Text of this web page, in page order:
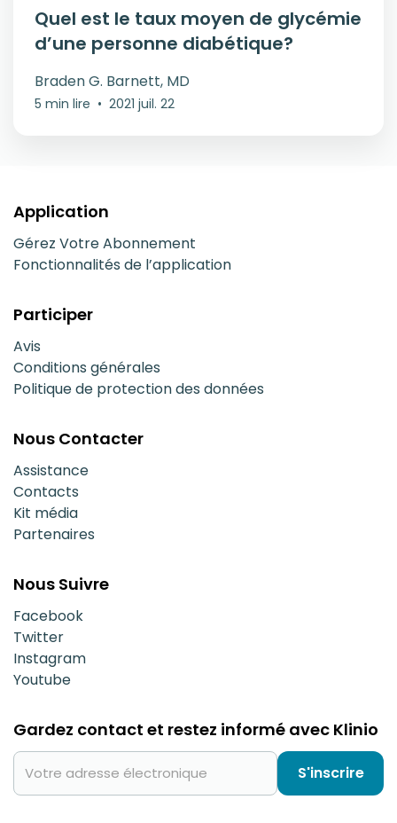
Quel est le taux moyen de glycémie
d’une personne diabétique?
Braden G. Barnett, MD
5 min lire • 2021 juil. 22
Application
Gérez Votre Abonnement
Fonctionnalités de l’application
Participer
Avis
Conditions générales
Politique de protection des données
Nous Contacter
Assistance
Contacts
Kit média
Partenaires
Nous Suivre
Facebook
Twitter
Instagram
Youtube
Gardez contact et restez informé avec Klinio
S'inscrire